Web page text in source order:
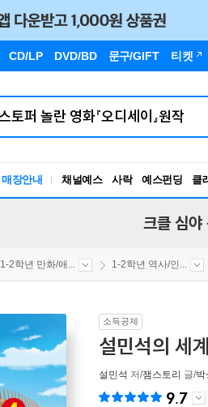
CD/LP DVD/BD 문구/GIFT 티켓
매장안내 채널예스 사락 예스펀딩 클
크클 심야
1-2학년 만화/애... 1-2학년 역사/인...
소득공제
설민석의 세
설민석 저/잼스토리 글/박
9.7